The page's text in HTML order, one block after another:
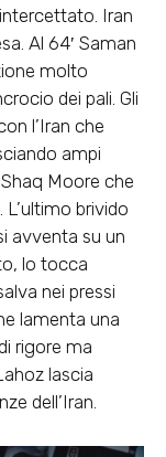
Iran
Al 64′ Saman
molto
dei pali. Gli
l’Iran che
ampi
Shaq Moore che
brivido
avventa su un
lo tocca
nei pressi
lamenta una
rigore ma
lascia
dell’Iran.